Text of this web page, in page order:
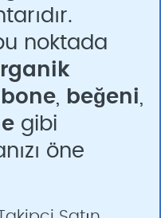
noktada
beğeni
gibi
öne